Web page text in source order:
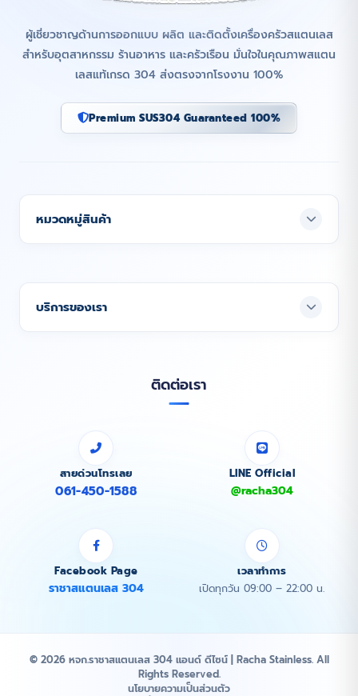
ผู้เชี่ยวชาญด้านการออกแบบ ผลิต และติดตั้งเครื่องครัวสแตนเลส
สำหรับอุตสาหกรรม ร้านอาหาร และครัวเรือน มั่นใจในคุณภาพสแตน
เลสแท้เกรด 304 ส่งตรงจากโรงงาน 100%
Premium SUS304 Guaranteed 100%
หมวดหมู่สินค้า
บริการของเรา
ติดต่อเรา
สายด่วนโทรเลย
061-450-1588
LINE Official
@racha304
Facebook Page
ราชาสแตนเลส 304
เวลาทำการ
เปิดทุกวัน 09:00 – 22:00 น.
© 2026 หจก.ราชาสแตนเลส 304 แอนด์ ดีไซน์ | Racha Stainless. All
Rights Reserved.
นโยบายความเป็นส่วนตัว